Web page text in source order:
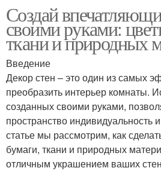
Создай
своими руками:
ткани и природных
Введение
Декор стен – это один из самых
преобразить интерьер комнаты.
созданных своими руками,
пространство индивидуальность
статье мы рассмотрим, как
бумаги, ткани и природных
отличным украшением ваших